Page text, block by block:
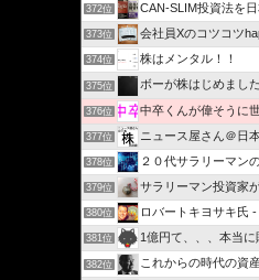
372位 CAN-SLIM投資法を
373位 会社員Xのコツコツ
374位 株はメンタル！！
375位 ボーが株はじめました
376位 中卒くんが偉そうに
377位 ニュース屋さん＠日
378位 ２０代サラリーマン
379位 サラリーマン投資家が株
380位 ロバートキヨサキ氏
381位 1億円て、、、本当に
382位 これからの時代の資